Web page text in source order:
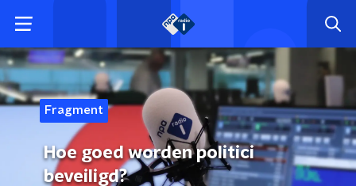
Fragment
Hoe goed worden politici
beveiligd?